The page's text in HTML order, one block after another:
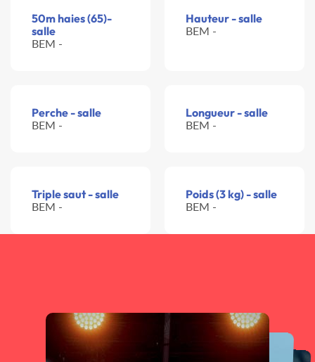
50m haies (65)-
salle
BEM -
Hauteur - salle
BEM -
Perche - salle
BEM -
Longueur - salle
BEM -
Triple saut - salle
BEM -
Poids (3 kg) - salle
BEM -